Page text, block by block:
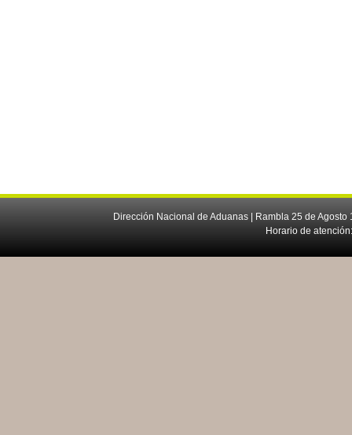
Dirección Nacional de Aduanas | Rambla 25 de
Horario de